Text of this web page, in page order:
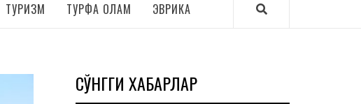
ТУРИЗМ ТУРФА ОЛАМ ЭВРИКА
СЎНГГИ ХАБАРЛАР